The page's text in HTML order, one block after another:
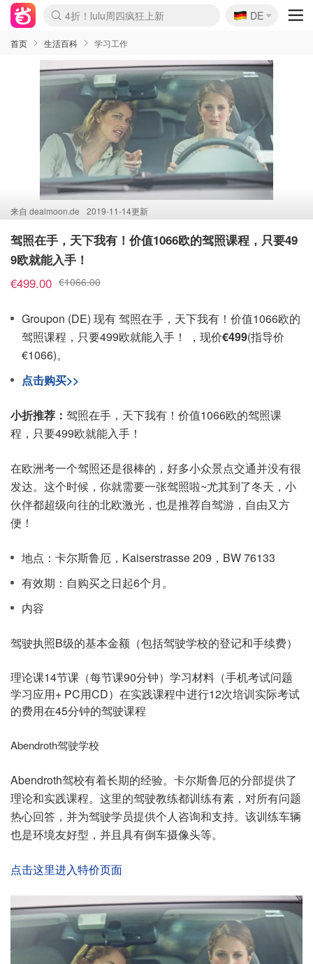
Boticinal 夏促开抢！
4折！lulu周四疯狂上新
还没结束！&OtherStories大促
Joybuy变相75折 随时失效
速领！Stanley独家85折
疑似霸哥！Camper额外叠85折
Zalando 奥莱闪促！每日更新
Moncler反季囤！5折起+叠9折
Coach Brooklyn仅€192
🇩🇪
DE
首页 生活百科 学习工作
来自 dealmoon.de 2019-11-14更新
驾照在手，天下我有！价值1066欧的驾照课程，只要49
9欧就能入手！
€499.00 €1066.00
Groupon (DE) 现有 驾照在手，天下我有！价值1066欧的
驾照课程，只要499欧就能入手！ ，现价€499(指导价
€1066)。
点击购买>>
小折推荐： 驾照在手，天下我有！价值1066欧的驾照课
程，只要499欧就能入手！
在欧洲考一个驾照还是很棒的，好多小众景点交通并没有很
发达。这个时候，你就需要一张驾照啦~尤其到了冬天，小
伙伴都超级向往的北欧激光，也是推荐自驾游，自由又方
便！
地点：卡尔斯鲁厄，Kaiserstrasse 209，BW 76133
有效期：自购买之日起6个月。
内容
驾驶执照B级的基本金额（包括驾驶学校的登记和手续费）
理论课14节课（每节课90分钟） 学习材料（手机考试问题
学习应用+ PC用CD） 在实践课程中进行12次培训实际考试
的费用在45分钟的驾驶课程
Abendroth驾驶学校
Abendroth驾校有着长期的经验。卡尔斯鲁厄的分部提供了
理论和实践课程。这里的驾驶教练都训练有素，对所有问题
热心回答，并为驾驶学员提供个人咨询和支持。该训练车辆
也是环境友好型，并且具有倒车摄像头等。
点击这里进入特价页面